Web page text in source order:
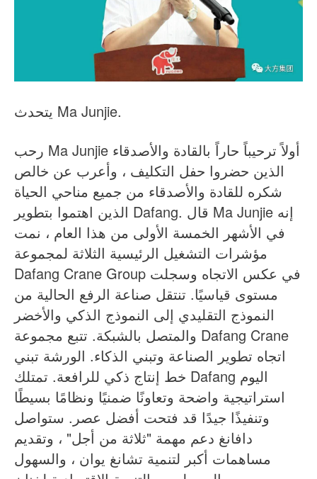
يتحدث Ma Junjie.
رحب Ma Junjie أولاً ترحيباً حاراً بالقادة والأصدقاء
الذين حضروا حفل التكليف ، وأعرب عن خالص
شكره للقادة والأصدقاء من جميع مناحي الحياة
الذين اهتموا بتطوير Dafang. قال Ma Junjie إنه
في الأشهر الخمسة الأولى من هذا العام ، نمت
مؤشرات التشغيل الرئيسية الثلاثة لمجموعة
Dafang Crane Group في عكس الاتجاه وسجلت
مستوى قياسيًا. تنتقل صناعة الرفع الحالية من
النموذج التقليدي إلى النموذج الذكي والأخضر
والمتصل بالشبكة. تتبع مجموعة Dafang Crane
اتجاه تطوير الصناعة وتبني الذكاء. الورشة تبني
خط إنتاج ذكي للرافعة. تمتلك Dafang اليوم
استراتيجية واضحة وتعاونًا ضمنيًا ونظامًا بسيطًا
وتنفيذًا جيدًا قد فتحت أفضل عصر. ستواصل
دافانغ دعم مهمة "ثلاثة من أجل" ، وتقديم
مساهمات أكبر لتنمية تشانغ يوان ، والسهول